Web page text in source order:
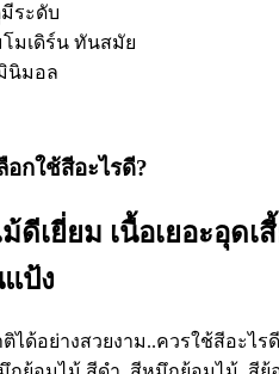
ระดับ
โมเดิร์น ทันสมัย
นิมอล
กใช้สีอะไรดี?
ดีเยี่ยม เนื้อเยอะอุด
ป้ง